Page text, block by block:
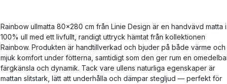
Rainbow ullmatta 80x280 cm från Linie Design är en handvävd matta i
100% ull med ett livfullt, randigt uttryck hämtat från kollektionen
Rainbow. Produkten är handtillverkad och bjuder på både värme och
mjuk komfort under fötterna, samtidigt som den ger rum en
färgkänsla och dynamik. Tack vare ullens naturliga egenskaper är
mattan slitstark, lätt att underhålla och dämpar stegljud — perfekt för